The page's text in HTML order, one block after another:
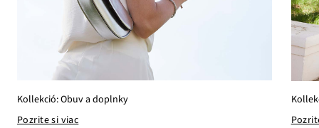
Kollekció: Obuv a doplnky
Pozrite si viac